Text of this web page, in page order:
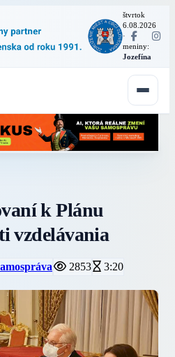
štvrtok
6.08.2026
·
meniny:
Jozefína
k Plánu
vzdelávania
2853 3:20